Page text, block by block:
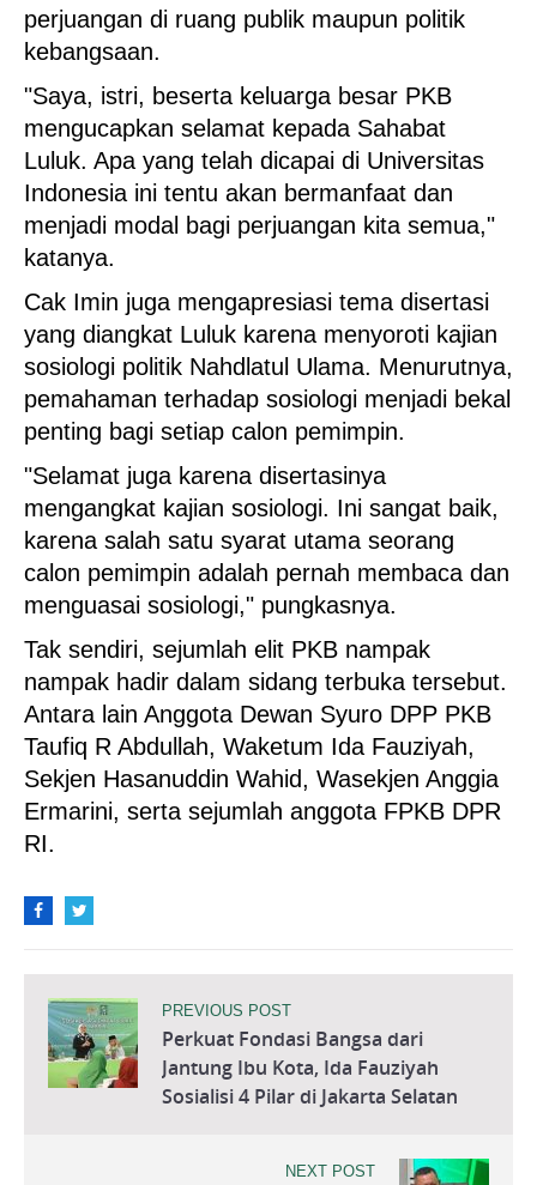
perjuangan di ruang publik maupun politik
kebangsaan.
"Saya, istri, beserta keluarga besar PKB
mengucapkan selamat kepada Sahabat
Luluk. Apa yang telah dicapai di Universitas
Indonesia ini tentu akan bermanfaat dan
menjadi modal bagi perjuangan kita semua,"
katanya.
Cak Imin juga mengapresiasi tema disertasi
yang diangkat Luluk karena menyoroti kajian
sosiologi politik Nahdlatul Ulama. Menurutnya,
pemahaman terhadap sosiologi menjadi bekal
penting bagi setiap calon pemimpin.
"Selamat juga karena disertasinya
mengangkat kajian sosiologi. Ini sangat baik,
karena salah satu syarat utama seorang
calon pemimpin adalah pernah membaca dan
menguasai sosiologi," pungkasnya.
Tak sendiri, sejumlah elit PKB nampak
nampak hadir dalam sidang terbuka tersebut.
Antara lain Anggota Dewan Syuro DPP PKB
Taufiq R Abdullah, Waketum Ida Fauziyah,
Sekjen Hasanuddin Wahid, Wasekjen Anggia
Ermarini, serta sejumlah anggota FPKB DPR
RI.
PREVIOUS POST
Perkuat Fondasi Bangsa dari
Jantung Ibu Kota, Ida Fauziyah
Sosialisi 4 Pilar di Jakarta Selatan
NEXT POST